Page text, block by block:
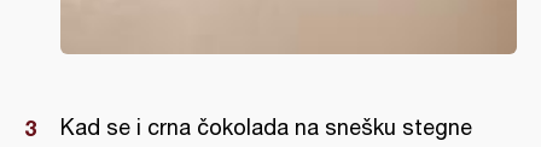
Kad se i crna čokolada na snešku stegne